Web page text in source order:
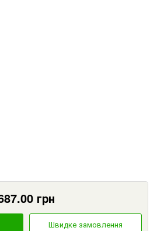
грн
Швидке замовлення